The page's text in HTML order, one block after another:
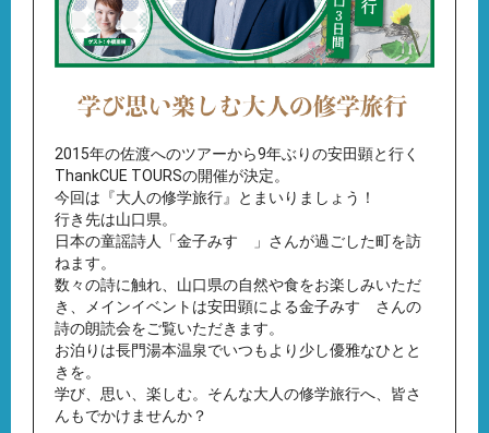
2015年の佐渡へのツアーから9年ぶりの安田顕と行く
ThankCUE TOURSの開催が決定。
今回は『大人の修学旅行』とまいりましょう！
行き先は山口県。
日本の童謡詩人「金子みすゞ」さんが過ごした町を訪
ねます。
数々の詩に触れ、山口県の自然や食をお楽しみいただ
き、メインイベントは安田顕による金子みすゞさんの
詩の朗読会をご覧いただきます。
お泊りは長門湯本温泉でいつもより少し優雅なひとと
きを。
学び、思い、楽しむ。そんな大人の修学旅行へ、皆さ
んもでかけませんか？